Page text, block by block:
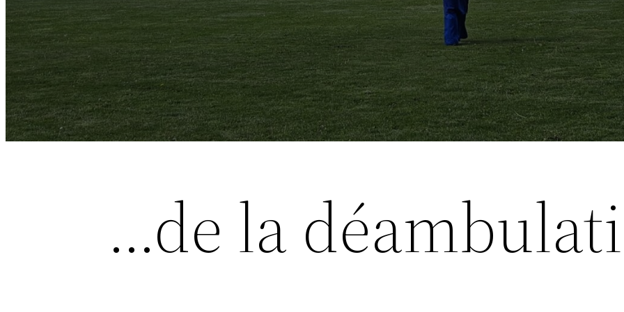
…de la